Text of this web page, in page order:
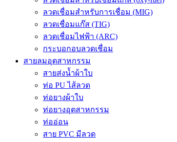
ลวดเชื่อมสำหรับการเชื่อม (MIG)
ลวดเชื่อมแก๊ส (TIG)
ลวดเชื่อมไฟฟ้า (ARC)
กระบอกอบลวดเชื่อม
สายลมอุตสาหกรรม
สายส่งน้ำผ้าใบ
ท่อ PU ไส้ลวด
ท่อยางผ้าใบ
ท่อยางอุตสาหกรรม
ท่ออ่อน
สาย PVC มีลวด